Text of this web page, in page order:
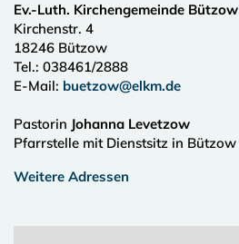
Ev.-Luth. Kirchengemeinde Bützow
Kirchenstr. 4
18246 Bützow
Tel.: 038461/2888
E-Mail: buetzow@elkm.de
Pastorin Johanna Levetzow
Pfarrstelle mit Dienstsitz in Bützow
Weitere Adressen